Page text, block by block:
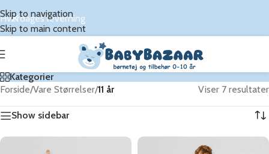
Skip to navigation
Skip to main content
Hverdages leverning
Kategorier
Forside/Vare Størrelser/11 år Viser 7 resultater
Show sidebar